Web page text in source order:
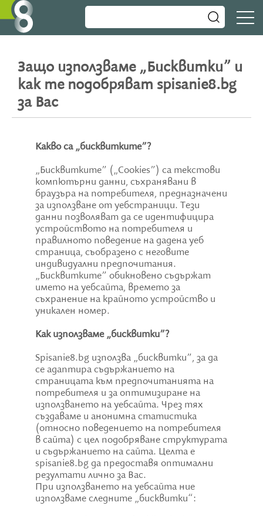
Защо използваме „Бисквитки” и
как те подобряват spisanie8.bg
за Вас
Какво са „бисквитките”?
„Бисквитките” („Cookies”) са текстови
компютърни данни, съхранявани в
браузъра на потребителя, предназначени
за използване от уебстраници. Тези
данни позволяват да се идентифицира
устройството на потребителя и
правилното поведение на дадена уеб
страница, съобразено с неговите
индивидуални предпочитания.
„Бисквитките” обикновено съдържат
името на уебсайта, времето за
съхранение на крайното устройство и
уникален номер.
Как използваме „бисквитки”?
Spisanie8.bg използва „бисквитки”, за да
се адаптира съдържанието на
страницата към предпочитанията на
потребителя и за оптимизиране на
използването на уебсайта. Чрез тях
създаваме и анонимна статистика
(относно поведението на потребителя
в сайта) с цел подобряване структурата
и съдържанието на сайта. Целта е
spisanie8.bg да предоставя оптимални
резултати лично за Вас.
При използването на уебсайта ние
използваме следните „бисквитки“: